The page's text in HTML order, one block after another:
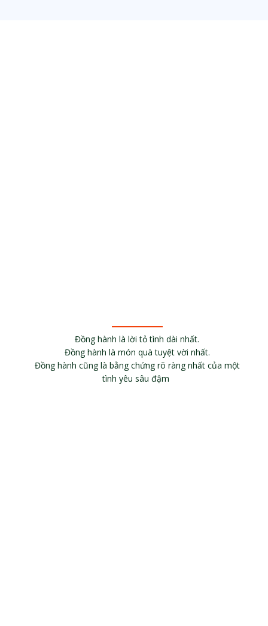
Đồng hành là lời tỏ tình dài nhất.
Đồng hành là món quà tuyệt vời nhất.
Đồng hành cũng là bằng chứng rõ ràng nhất của một
tình yêu sâu đậm